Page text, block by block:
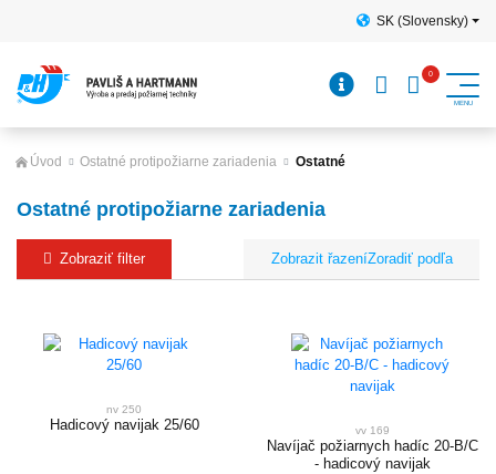
SK (Slovensky)
Úvod Ostatné protipožiarne zariadenia Ostatné
Ostatné protipožiarne zariadenia
Zobraziť filter Zoradiť podľa
nv 250
Hadicový navijak 25/60 vv 169
Navíjač požiarnych hadíc 20-B/C
- hadicový navijak